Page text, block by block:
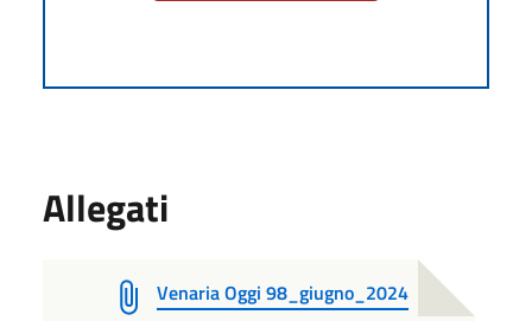
Allegati
Venaria Oggi 98_giugno_2024